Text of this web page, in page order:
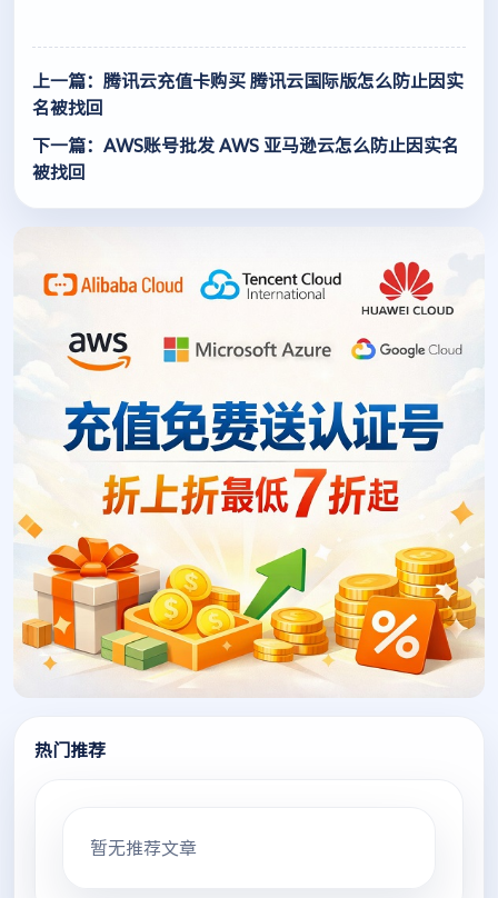
上一篇：腾讯云充值卡购买 腾讯云国际版怎么防止因实
名被找回
下一篇：AWS账号批发 AWS 亚马逊云怎么防止因实名
被找回
热门推荐
暂无推荐文章